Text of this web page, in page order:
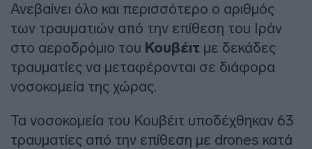
Ανεβαίνει όλο και περισσότερο ο αριθμός
των τραυματιών από την επίθεση του Ιράν
στο αεροδρόμιο του Κουβέιτ με δεκάδες
τραυματίες να μεταφέρονται σε διάφορα
νοσοκομεία της χώρας.
Τα νοσοκομεία του Κουβέιτ υποδέχθηκαν 63
τραυματίες από την επίθεση με drones κατά